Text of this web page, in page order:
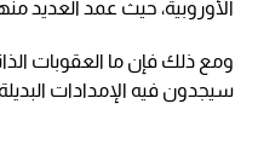
الأوروبية، حيث عمد العديد
ومع ذلك فإن ما العقوبات
سيجدون فيه الإمدادات